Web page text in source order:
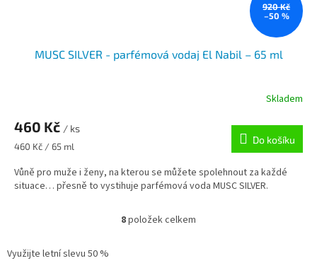
920 Kč
–50 %
MUSC SILVER - parfémová vodaj El Nabil – 65 ml
Skladem
460 Kč / ks
Měrná
460 Kč / 65 ml
Do košíku
Vůně pro muže i ženy, na kterou se můžete spolehnout za každé
situace… přesně to vystihuje parfémová voda MUSC SILVER.
O
8položek celkem
Využijte letní slevu 50 %